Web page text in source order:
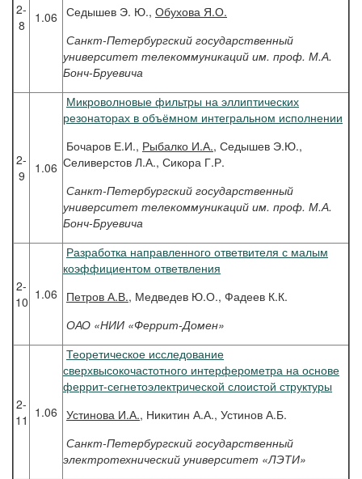
2-
8
1.06 Седышев Э. Ю., Обухова Я.О.
Санкт-Петербургский государственный
университет телекоммуникаций им. проф. М.А.
Бонч-Бруевича
2-
9
1.06
Микроволновые фильтры на эллиптических
резонаторах в объёмном интегральном исполнении
Бочаров Е.И., Рыбалко И.А., Седышев Э.Ю.,
Селиверстов Л.А., Сикора Г.Р.
Санкт-Петербургский государственный
университет телекоммуникаций им. проф. М.А.
Бонч-Бруевича
2-
10 1.06
Разработка направленного ответвителя с малым
коэффициентом ответвления
Петров А.В., Медведев Ю.О., Фадеев К.К.
ОАО «НИИ «Феррит-Домен»
2-
11 1.06
Теоретическое исследование
сверхвысокочастотного интерферометра на основе
феррит-сегнетоэлектрической слоистой структуры
Устинова И.А., Никитин А.А., Устинов А.Б.
Санкт-Петербургский государственный
электротехнический университет «ЛЭТИ»